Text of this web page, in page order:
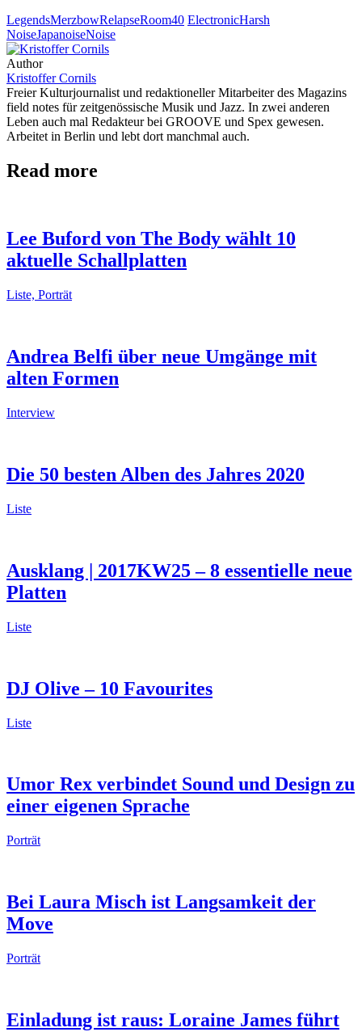
LegendsMerzbowRelapseRoom40 ElectronicHarsh
NoiseJapanoiseNoise
Author
Kristoffer Cornils
Freier Kulturjournalist und redaktioneller Mitarbeiter des Magazins
field notes für zeitgenössische Musik und Jazz. In zwei anderen
Leben auch mal Redakteur bei GROOVE und Spex gewesen.
Arbeitet in Berlin und lebt dort manchmal auch.
Read more
Lee Buford von The Body wählt 10
aktuelle Schallplatten
Liste, Porträt
Andrea Belfi über neue Umgänge mit
alten Formen
Interview
Die 50 besten Alben des Jahres 2020
Liste
Ausklang | 2017KW25 – 8 essentielle neue
Platten
Liste
DJ Olive – 10 Favourites
Liste
Umor Rex verbindet Sound und Design zu
einer eigenen Sprache
Porträt
Bei Laura Misch ist Langsamkeit der
Move
Porträt
Einladung ist raus: Loraine James führt